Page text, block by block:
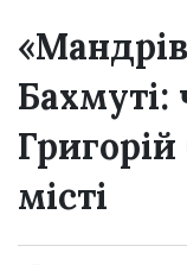
Бахмуті:
місті